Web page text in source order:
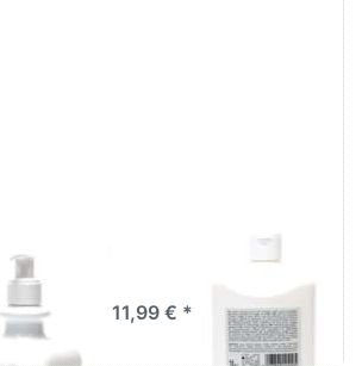
Hautschutz-Lotion
11,99 € *